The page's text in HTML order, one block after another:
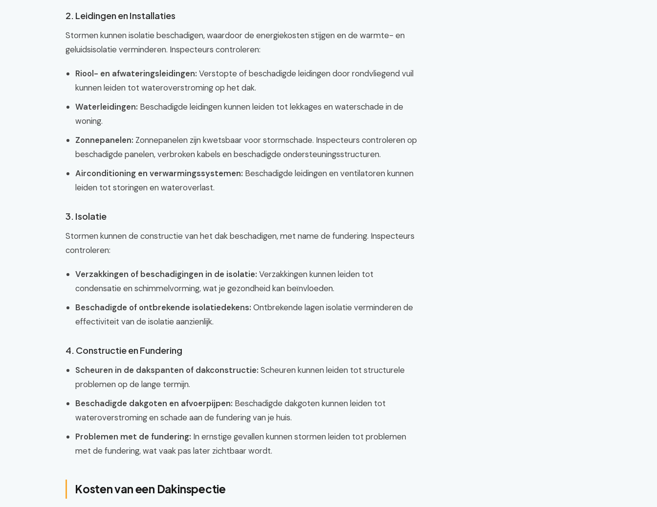
2. Leidingen en Installaties
Stormen kunnen isolatie beschadigen, waardoor de energiekosten stijgen en de warmte- en
geluidsisolatie verminderen. Inspecteurs controleren:
Riool- en afwateringsleidingen: Verstopte of beschadigde leidingen door rondvliegend vuil
kunnen leiden tot wateroverstroming op het dak.
Waterleidingen: Beschadigde leidingen kunnen leiden tot lekkages en waterschade in de
woning.
Zonnepanelen: Zonnepanelen zijn kwetsbaar voor stormschade. Inspecteurs controleren op
beschadigde panelen, verbroken kabels en beschadigde ondersteuningsstructuren.
Airconditioning en verwarmingssystemen: Beschadigde leidingen en ventilatoren kunnen
leiden tot storingen en wateroverlast.
3. Isolatie
Stormen kunnen de constructie van het dak beschadigen, met name de fundering. Inspecteurs
controleren:
Verzakkingen of beschadigingen in de isolatie: Verzakkingen kunnen leiden tot
condensatie en schimmelvorming, wat je gezondheid kan beïnvloeden.
Beschadigde of ontbrekende isolatiedekens: Ontbrekende lagen isolatie verminderen de
effectiviteit van de isolatie aanzienlijk.
4. Constructie en Fundering
Scheuren in de dakspanten of dakconstructie: Scheuren kunnen leiden tot structurele
problemen op de lange termijn.
Beschadigde dakgoten en afvoerpijpen: Beschadigde dakgoten kunnen leiden tot
wateroverstroming en schade aan de fundering van je huis.
Problemen met de fundering: In ernstige gevallen kunnen stormen leiden tot problemen
met de fundering, wat vaak pas later zichtbaar wordt.
Kosten van een Dakinspectie